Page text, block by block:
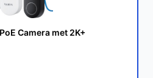
en vergelijk prijzen op
Kies bewust wat perfect
Camera met 2K+